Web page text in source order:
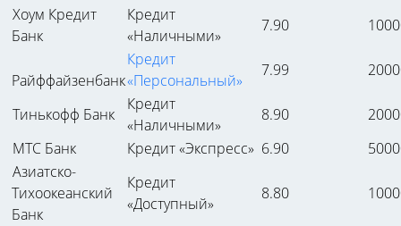
Хоум Кредит
Банк
Кредит
«Наличными»
7.90
Райффайзенбанк
Кредит
«Персональный»
7.99
Тинькофф Банк
Кредит
«Наличными»
8.90
МТС Банк
Кредит «Экспресс» 6.90
Азиатско-
Тихоокеанский
Банк
Кредит
«Доступный»
8.80